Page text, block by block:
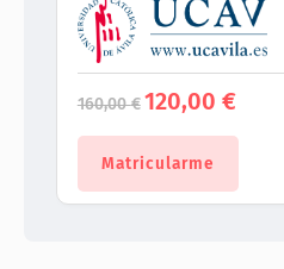
160,00€
El
precio
original
160,00 €.
120,00 €El
precio
actual
Matricularme